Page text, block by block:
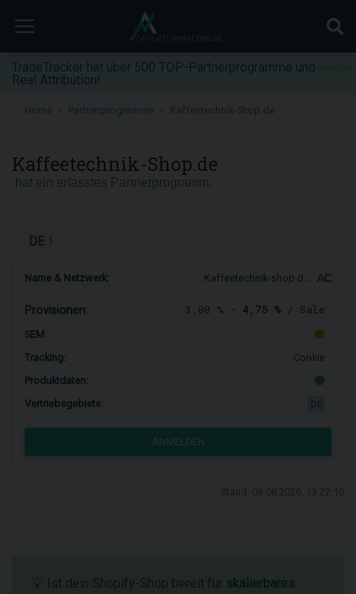
TradeTracker hat über 500 TOP-Partnerprogramme und
Real Attribution!
Home Partnerprogramme
Kaffeetechnik-Shop.de
DE
Name & Netzwerk: Kaffeetechnik-shop.d …
Provisionen: 3,00 % - 4,75 % / Sale
SEM:
Tracking:
Cookie
Produktdaten:
Vertriebsgebiete:
ANMELDEN
💡 Ist dein Shopify-Shop bereit für skalierbares